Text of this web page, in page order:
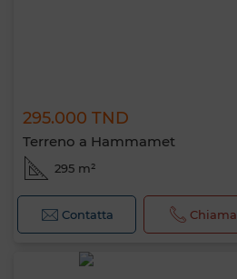
295.000 TND
Terreno a Hammamet
295 m²
Contatta Chiama